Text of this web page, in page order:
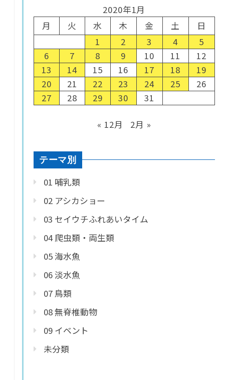
2020年1月
月
火 水 木 金 土
日
1
2 3 4
5
6
7 8 9 10 11
12
13
14 15 16 17 18
19
20
21 22 23 24 25
26
27
28 29 30 31
« 12月 2月 »
テーマ別
01 哺乳類
02 アシカショー
03 セイウチふれあいタイム
04 爬虫類・両生類
05 海水魚
06 淡水魚
07 鳥類
08 無脊椎動物
09 イベント
未分類